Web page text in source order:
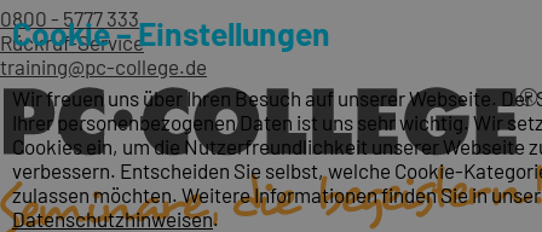
0800 - 5777 333
Rückruf-Service
training@pc-college.de
Cookie – Einstellungen
Wir freuen uns über Ihren Besuch auf unserer Webseite. Der
Ihrer personenbezogenen Daten ist uns sehr wichtig. Wir
Cookies ein, um die Nutzerfreundlichkeit unserer Webseite
verbessern. Entscheiden Sie selbst, welche Cookie-
zulassen möchten. Weitere Informationen finden Sie in
Datenschutzhinweisen.